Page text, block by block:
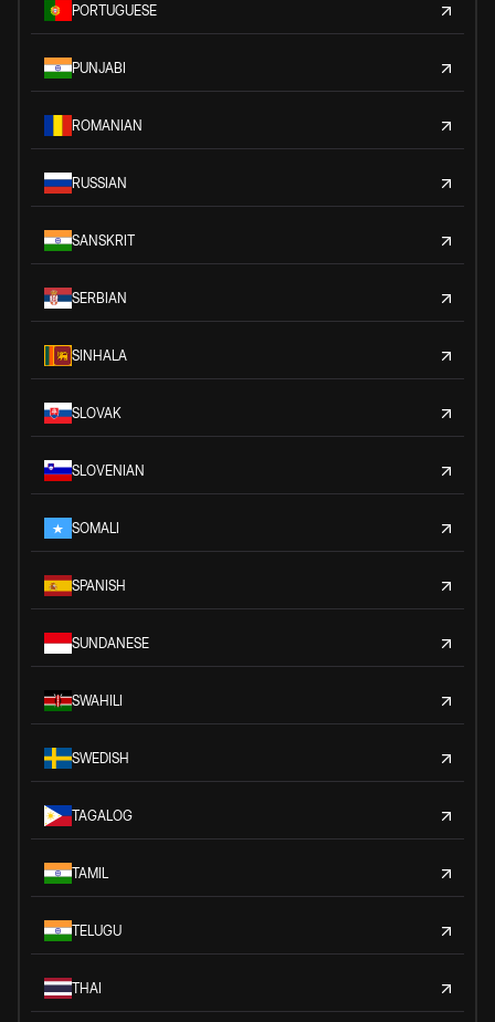
PORTUGUESE
PUNJABI
ROMANIAN
RUSSIAN
SANSKRIT
SERBIAN
SINHALA
SLOVAK
SLOVENIAN
SOMALI
SPANISH
SUNDANESE
SWAHILI
SWEDISH
TAGALOG
TAMIL
TELUGU
THAI